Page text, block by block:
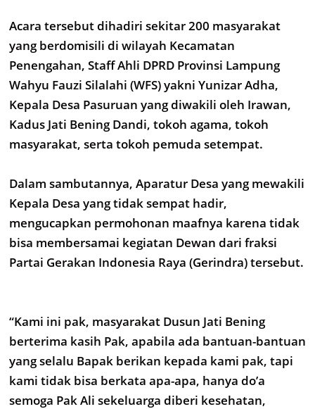
Acara tersebut dihadiri sekitar 200 masyarakat
yang berdomisili di wilayah Kecamatan
Penengahan, Staff Ahli DPRD Provinsi Lampung
Wahyu Fauzi Silalahi (WFS) yakni Yunizar Adha,
Kepala Desa Pasuruan yang diwakili oleh Irawan,
Kadus Jati Bening Dandi, tokoh agama, tokoh
masyarakat, serta tokoh pemuda setempat.
Dalam sambutannya, Aparatur Desa yang mewakili
Kepala Desa yang tidak sempat hadir,
mengucapkan permohonan maafnya karena tidak
bisa membersamai kegiatan Dewan dari fraksi
Partai Gerakan Indonesia Raya (Gerindra) tersebut.
“Kami ini pak, masyarakat Dusun Jati Bening
berterima kasih Pak, apabila ada bantuan-bantuan
yang selalu Bapak berikan kepada kami pak, tapi
kami tidak bisa berkata apa-apa, hanya do’a
semoga Pak Ali sekeluarga diberi kesehatan,